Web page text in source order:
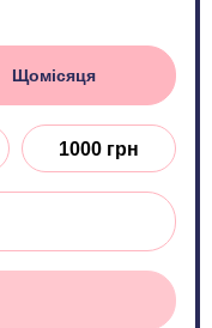
Щомісяця
1000 грн